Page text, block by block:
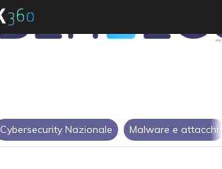
Cybersecurity Nazionale Malware e attacchi